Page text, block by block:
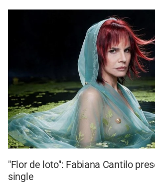
"Flor de loto": Fabiana Cantilo
single